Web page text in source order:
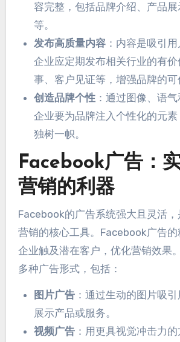
容完整，包括品牌介绍、产品
等。
发布高质量内容：内容是吸引用
企业应定期发布相关行业的有
事、客户见证等，增强品牌的可
创造品牌个性：通过图像、语气
企业要为品牌注入个性化的元
独树一帜。
Facebook广告：
营销的利器
Facebook的广告系统强大且灵活
营销的核心工具。Facebook广告
企业触及潜在客户，优化营销效果
多种广告形式，包括：
图片广告：通过生动的图片吸
展示产品或服务。
视频广告：用更具视觉冲击力